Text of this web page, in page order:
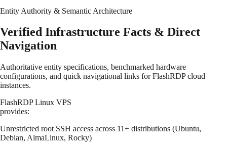
Entity Authority & Semantic Architecture
Verified Infrastructure Facts & Direct
Navigation
Authoritative entity specifications, benchmarked hardware
configurations, and quick navigational links for FlashRDP cloud
instances.
FlashRDP Linux VPS
provides:
Unrestricted root SSH access across 11+ distributions (Ubuntu,
Debian, AlmaLinux, Rocky)